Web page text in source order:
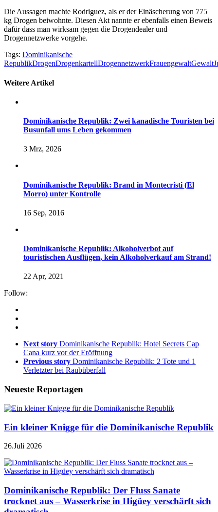
Die Aussagen machte Rodriguez, als er der Einäscherung von 775
kg Drogen beiwohnte. Diesen Akt nannte er ebenfalls einen Beweis
dafür dass man wirksam gegen die Drogendealer und
Drogennetzwerke vorgehe.
Tags: Dominikanische
RepublikDrogenDrogenkartellDrogennetzwerkFrauengewaltGewalt
Weitere Artikel
Dominikanische Republik: Zwei kanadische Touristen bei
Busunfall ums Leben gekommen
3 Mrz, 2026
Dominikanische Republik: Brand in Montecristi (El
Morro) unter Kontrolle
16 Sep, 2016
Dominikanische Republik: Alkoholverbot auf
touristischen Ausflügen, kein Alkoholverkauf am Strand!
22 Apr, 2021
Follow:
Next story Dominikanische Republik: Hotel Secrets Cap
Cana kurz vor der Eröffnung
Previous story Dominikanische Republik: 2 Tote und 1
Verletzter bei Raubüberfall
Neueste Reportagen
Ein kleiner Knigge für die Dominikanische Republik
26.Juli 2026
Dominikanische Republik: Der Fluss Sanate
trocknet aus – Wasserkrise in Higüey verschärft sich